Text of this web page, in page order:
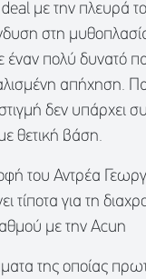
με την πλευρά
στη
έναν πολύ δυνατό
απήχηση.
δεν υπάρχει
θετική βάση.
του Αντρέα
τίποτα για τη
με την Acun
της οποίας